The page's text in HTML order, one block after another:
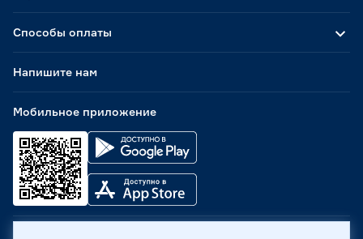
Способы оплаты
Мобильное приложение
Напишите нам